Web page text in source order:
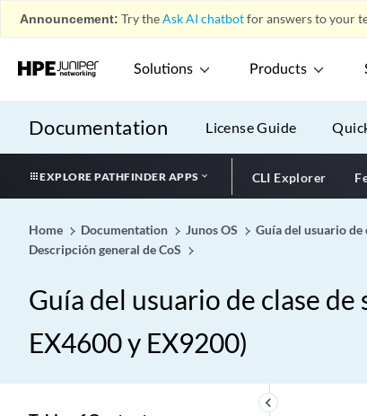
Announcement: Try theAsk AI chatbotfor answers to your
Solutions Products
Documentation License Guide
EXPLORE PATHFINDER APPS CLI Explorer
Home Documentation Junos OS Guía del usuario
Descripción general de CoS
Guía del usuario de clase
EX4600 y EX9200)
keyboard_arrow_left